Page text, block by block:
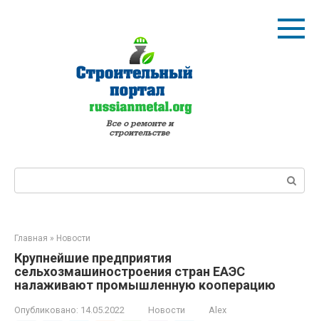
Поиск:
Главная » Новости
Крупнейшие предприятия
сельхозмашиностроения стран ЕАЭС
налаживают промышленную кооперацию
Опубликовано: 14.05.2022 Новости Alex